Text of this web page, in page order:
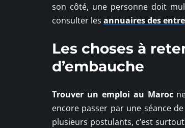
son côté, une personne doit
consulter les annuaires des
Les choses à
d’embauche
Trouver un emploi au Maroc
encore passer par une séance
plusieurs postulants, c’est